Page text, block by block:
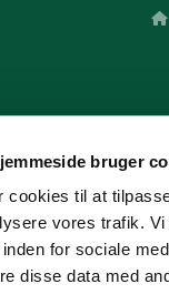
bruger
cookies til at
vores trafik.
for sociale
disse data med

EAN-faktura